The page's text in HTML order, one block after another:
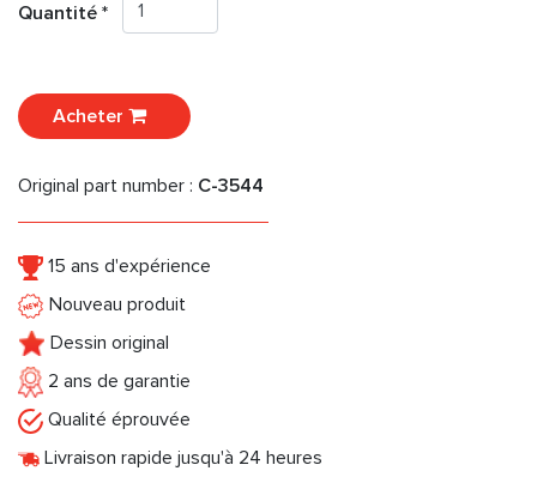
Quantité *
Acheter
Original part number : C-3544
15 ans d'expérience
Nouveau produit
Dessin original
2 ans de garantie
Qualité éprouvée
Livraison rapide jusqu'à 24 heures